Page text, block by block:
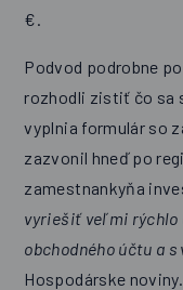
€.
Podvod podrobne
rozhodli zistiť čo sa
vyplnia formulár so
zazvonil hneď po
zamestnankyňa
vyriešiť veľmi rýchlo
obchodného účtu a s
Hospodárske noviny.